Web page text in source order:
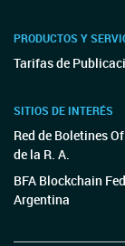
PRODUCTOS Y
Tarifas de
SITIOS DE INTERÉS
Red de Boletines
de la R. A.
BFA Blockchain
Argentina